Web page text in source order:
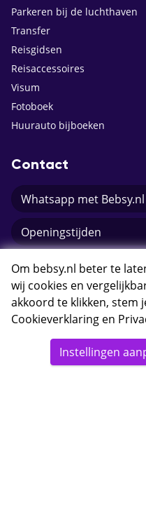
Parkeren bij de luchthaven
Transfer
Reisgidsen
Reisaccessoires
Visum
Fotoboek
Huurauto bijboeken
Contact
Whatsapp met Bebsy.nl
Openingstijden
E-mail Bebsy.nl
© 2026 Bebsy.nl
Om bebsy.nl beter te
wij cookies en
akkoord te klikken, stem
Cookieverklaring en
Instellingen